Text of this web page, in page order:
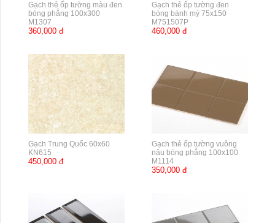
Gạch thẻ ốp tường màu đen
bóng phẳng 100x300
M1307
360,000 đ
Gạch thẻ ốp tường đen
bóng bánh mỳ 75x150
M751507P
460,000 đ
Gạch Trung Quốc 60x60
KN615
450,000 đ
Gạch thẻ ốp tường vuông
nâu bóng phẳng 100x100
M1114
350,000 đ